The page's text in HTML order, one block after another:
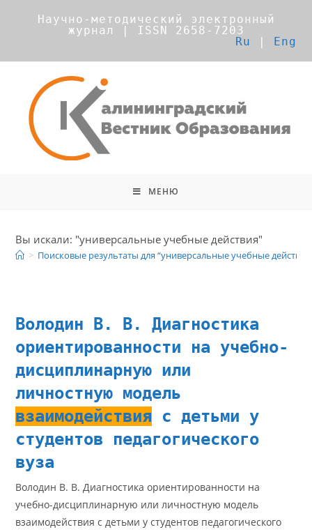
Научно-методический электронный
журнал | ISSN 2658-7203
Ru | Eng
МЕНЮ
Вы искали: "универсальные учебные действия"
> Поисковые результаты для “универсальные учебные
Володин В. В. Диагностика
ориентированности на учебно-
дисциплинарную или
личностную модель
взаимодействия с детьми у
студентов педагогического
вуза
Володин В. В. Диагностика ориентированности на
учебно-дисциплинарную или личностную модель
взаимодействия с детьми у студентов педагогического